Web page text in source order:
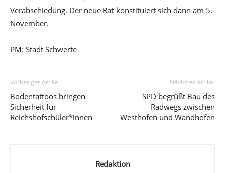
Verabschiedung. Der neue Rat konstituiert sich dann am 5.
November.
PM: Stadt Schwerte
Vorheriger Artikel
Bodentattoos bringen
Sicherheit für
Reichshofschüler*innen
Nächster Artikel
SPD begrüßt Bau des
Radwegs zwischen
Westhofen und Wandhofen
Redaktion